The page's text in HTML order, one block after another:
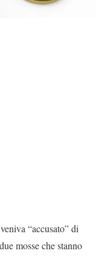
“accusato” di
mosse che stanno